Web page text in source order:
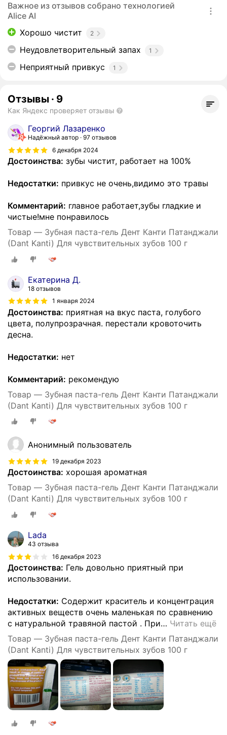
Важное из отзывов собрано технологией
Alice AI
Хорошо чистит
2
Неудовлетворительный запах 1
Неприятный привкус 1
Отзывы · 9
Как Яндекс проверяет отзывы
Георгий Лазаренко
Надёжный автор 97 отзывов
6 декабря 2024
Достоинства: зубы чистит, работает на 100%
Недостатки: привкус не очень,видимо это травы
Комментарий: главное работает,зубы гладкие и
чистые!мне понравилось
Товар — Зубная паста-гель Дент Канти Патанджали
(Dant Kanti) Для чувствительных зубов 100 г
Екатерина Д.
18 отзывов
1 января 2024
Достоинства: приятная на вкус паста, голубого
цвета, полупрозрачная. перестали кровоточить
десна.
Недостатки: нет
Комментарий: рекомендую
Товар — Зубная паста-гель Дент Канти Патанджали
(Dant Kanti) Для чувствительных зубов 100 г
Анонимный пользователь
19 декабря 2023
Достоинства: хорошая ароматная
Товар — Зубная паста-гель Дент Канти Патанджали
(Dant Kanti) Для чувствительных зубов 100 г
Lada
43 отзыва
16 декабря 2023
Достоинства: Гель довольно приятный при
использовании.
Недостатки: Содержит краситель и концентрация
активных веществ очень маленькая по сравнению
с натуральной травяной пастой . При… Читать ещё
Товар — Зубная паста-гель Дент Канти Патанджали
(Dant Kanti) Для чувствительных зубов 100 г